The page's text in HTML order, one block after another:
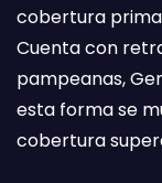
cobertura
Cuenta con
pampeanas,
esta forma se
cobertura